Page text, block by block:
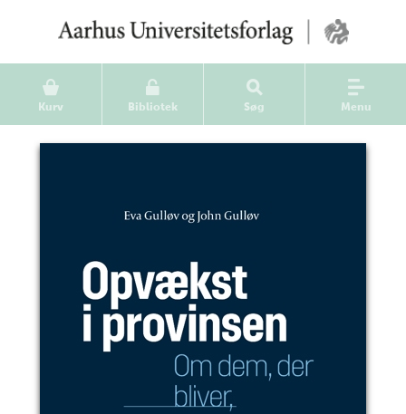
Kurv Bibliotek Søg Menu